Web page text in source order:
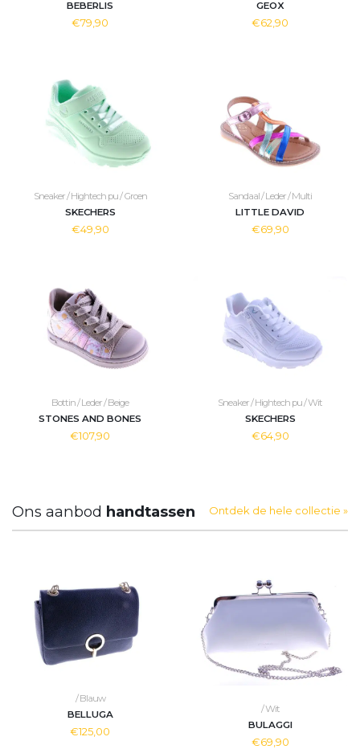
BEBERLIS
€79,90
GEOX
€62,90
Sneaker / Hightech pu / Groen
SKECHERS
€49,90
Sandaal / Leder / Multi
LITTLE DAVID
€69,90
Bottin / Leder / Beige
STONES AND BONES
€107,90
Sneaker / Hightech pu / Wit
SKECHERS
€64,90
Ons aanbod handtassen Ontdek de hele collectie »
/ Blauw
BELLUGA
€125,00
/ Wit
BULAGGI
€69,90